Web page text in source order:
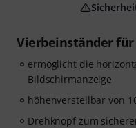
Vierbeinständer
ermöglicht die
Bildschirmanzeige
höhenverstellbar von
Drehknopf zum